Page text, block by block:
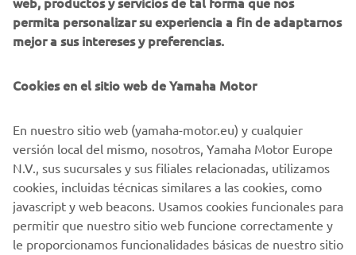
rendimiento excelente, emisiones reducidas y casi tan
QuieTech. El motor QuieTech EFI es la elección ideal para
todas tus necesidades de transporte personal; con un
menor nivel de decibelios que cualquier otro vehículo de
gasolina, menos emisiones de hidrocarburos y una
suspensión trasera independiente, garantiza recorridos
tranquilos de calidad premium en cualquier condición de
conducción.
permita personalizar su experiencia a fin de adaptarnos
mejor a sus intereses y preferencias.
Cookies en el sitio web de Yamaha Motor
En nuestro sitio web (yamaha-motor.eu) y cualquier
versión local del mismo, nosotros, Yamaha Motor Europe
N.V., sus sucursales y sus filiales relacionadas, utilizamos
cookies, incluidas técnicas similares a las cookies, como
javascript y web beacons. Usamos cookies funcionales para
permitir que nuestro sitio web funcione correctamente y
le proporcionamos funcionalidades básicas de nuestro sitio